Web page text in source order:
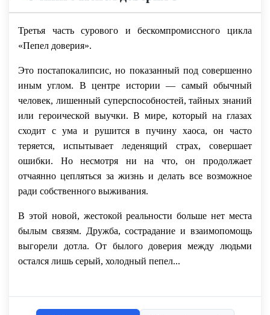
Третья часть сурового и бескомпромиссного цикла
«Пепел доверия».
Это постапокалипсис, но показанный под совершенно
иным углом. В центре истории — самый обычный
человек, лишенный суперспособностей, тайных знаний
или героической выучки. В мире, который на глазах
сходит с ума и рушится в пучину хаоса, он часто
теряется, испытывает леденящий страх, совершает
ошибки. Но несмотря ни на что, он продолжает
отчаянно цепляться за жизнь и делать все возможное
ради собственного выживания.
В этой новой, жестокой реальности больше нет места
былым связям. Дружба, сострадание и взаимопомощь
выгорели дотла. От былого доверия между людьми
остался лишь серый, холодный пепел...